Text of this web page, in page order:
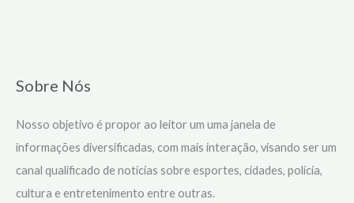
Sobre Nós
Nosso objetivo é propor ao leitor um uma janela de
informações diversificadas, com mais interação, visando ser um
canal qualificado de notícias sobre esportes, cidades, polícia,
cultura e entretenimento entre outras.